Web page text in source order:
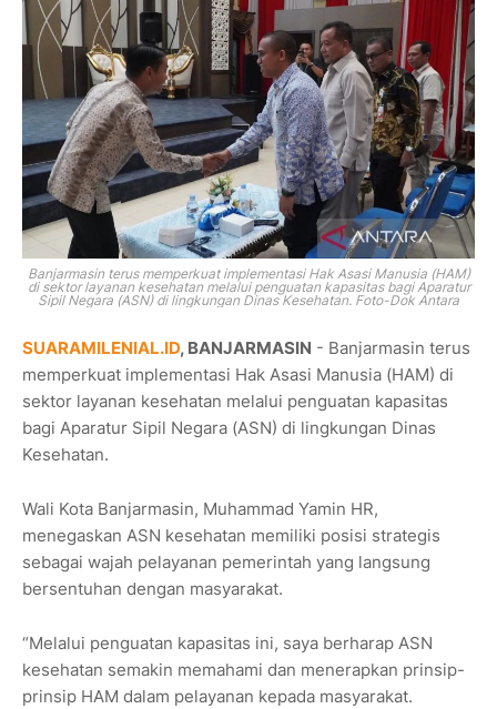
Banjarmasinterus memperkuat implementasi Hak Asasi Manusia (HAM)
di sektor layanan kesehatan melalui penguatan kapasitas bagi Aparatur
Sipil Negara (ASN) di lingkungan Dinas Kesehatan. Foto-Dok Antara
SUARAMILENIAL.ID, BANJARMASIN - Banjarmasin terus
memperkuat implementasi Hak Asasi Manusia (HAM) di
sektor layanan kesehatan melalui penguatan kapasitas
bagi Aparatur Sipil Negara (ASN) di lingkungan Dinas
Kesehatan.
Wali Kota Banjarmasin, Muhammad Yamin HR,
menegaskan ASN kesehatan memiliki posisi strategis
sebagai wajah pelayanan pemerintah yang langsung
bersentuhan dengan masyarakat.
“Melalui penguatan kapasitas ini, saya berharap ASN
kesehatan semakin memahami dan menerapkan prinsip-
prinsip HAM dalam pelayanan kepada masyarakat.